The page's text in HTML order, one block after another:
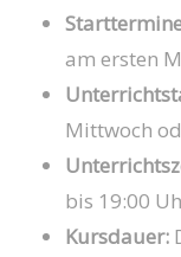
am ersten
Mittwoch
bis 19:00
Kursdauer: